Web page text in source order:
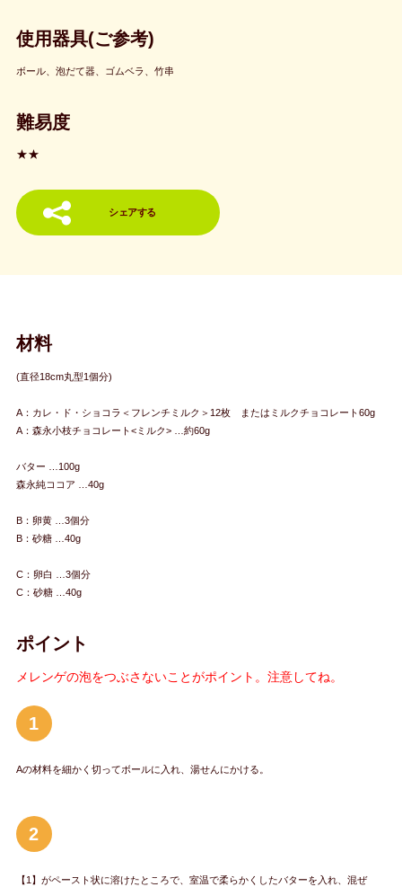
使用器具(ご参考)
ボール、泡だて器、ゴムベラ、竹串
難易度
★★
シェアする
材料
(直径18cm丸型1個分)
A：カレ・ド・ショコラ＜フレンチミルク＞12枚 またはミルクチョコレート60g
A：森永小枝チョコレート<ミルク> …約60g
バター …100g
森永純ココア …40g
B：卵黄 …3個分
B：砂糖 …40g
C：卵白 …3個分
C：砂糖 …40g
ポイント
メレンゲの泡をつぶさないことがポイント。注意してね。
1
Aの材料を細かく切ってボールに入れ、湯せんにかける。
2
【1】がペースト状に溶けたところで、室温で柔らかくしたバターを入れ、混ぜ